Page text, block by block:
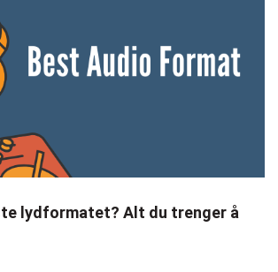
lydformatet? Alt du trenger å